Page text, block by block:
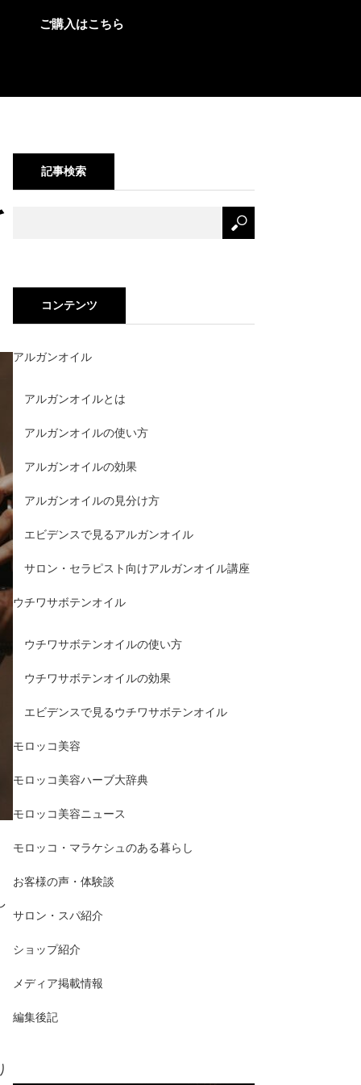
ご購入はこちら
記事検索
コンテンツ
アルガンオイル
アルガンオイルとは
アルガンオイルの使い方
アルガンオイルの効果
アルガンオイルの見分け方
エビデンスで見るアルガンオイル
サロン・セラピスト向けアルガンオイル講座
ウチワサボテンオイル
ウチワサボテンオイルの使い方
ウチワサボテンオイルの効果
エビデンスで見るウチワサボテンオイル
モロッコ美容
モロッコ美容ハーブ大辞典
モロッコ美容ニュース
モロッコ・マラケシュのある暮らし
お客様の声・体験談
サロン・スパ紹介
ショップ紹介
メディア掲載情報
編集後記